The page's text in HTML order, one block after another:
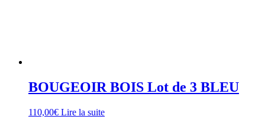
BOUGEOIR BOIS Lot de 3 BLEU
110,00€ Lire la suite